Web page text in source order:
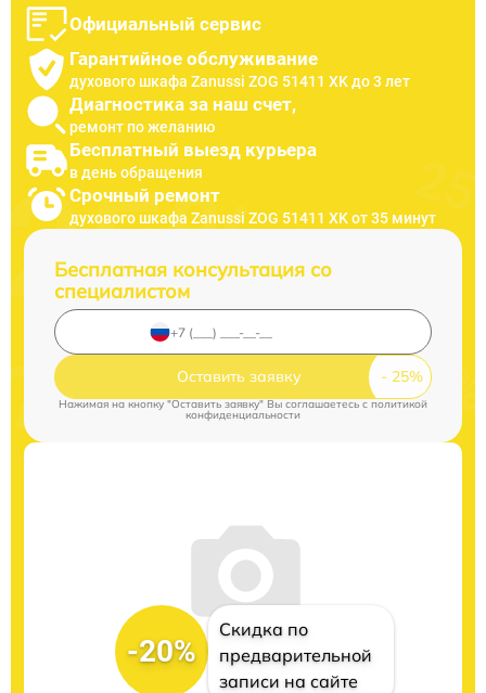
Официальный сервис
Гарантийное обслуживание
духового шкафа Zanussi ZOG 51411 XK до 3 лет
Диагностика за наш счет,
ремонт по желанию
Бесплатный выезд курьера
в день обращения
Срочный ремонт
духового шкафа Zanussi ZOG 51411 XK от 35 минут
Бесплатная консультация со
специалистом
Оставить заявку
Нажимая на кнопку "Оставить заявку" Вы соглашаетесь cполитикой
конфиденциальности
-20%
Скидка по
предварительной
записи на сайте